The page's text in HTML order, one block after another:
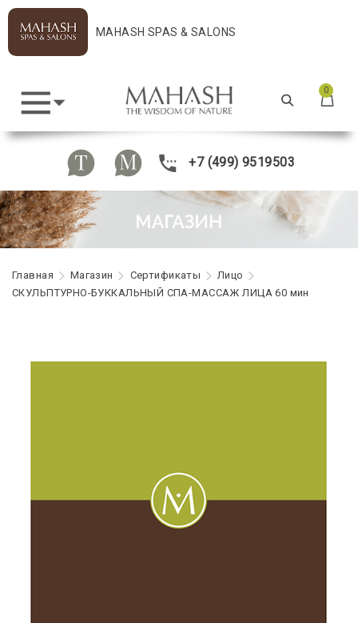
MAHASH SPAS & SALONS
0
+7 (499) 9519503
Главная Maгазин Сертификаты
Лицо
СКУЛЬПТУРНО-БУККАЛЬНЫЙ СПА-МАССАЖ ЛИЦА 60 мин